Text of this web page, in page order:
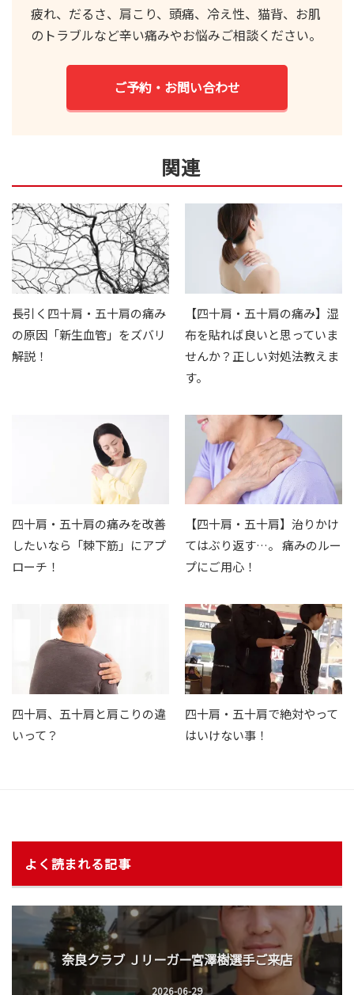
疲れ、だるさ、肩こり、頭痛、冷え性、猫背、お肌
のトラブルなど辛い痛みやお悩みご相談ください。
ご予約・お問い合わせ
関連
長引く四十肩・五十肩の痛み
の原因「新生血管」をズバリ
解説！
【四十肩・五十肩の痛み】湿
布を貼れば良いと思っていま
せんか？正しい対処法教えま
す。
四十肩・五十肩の痛みを改善
したいなら「棘下筋」にアプ
ローチ！
【四十肩・五十肩】治りかけ
てはぶり返す…。 痛みのルー
プにご用心！
四十肩、五十肩と肩こりの違
いって？
四十肩・五十肩で絶対やって
はいけない事！
よく読まれる記事
奈良クラブ Ｊリーガー宮澤樹選手ご来店
2026-06-29